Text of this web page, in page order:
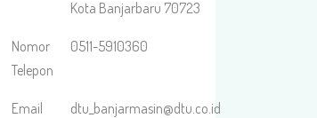
Kota Banjarbaru 70723
Nomor
Telepon
0511-5910360
Email dtu_banjarmasin@dtu.co.id